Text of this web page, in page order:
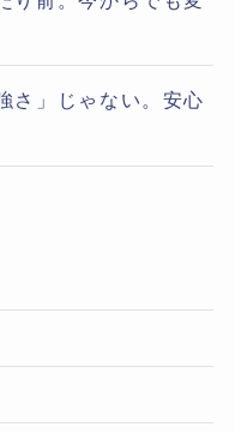
さ」じゃない。安心